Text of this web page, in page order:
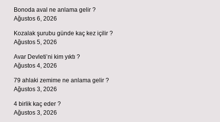
Bonoda aval ne anlama gelir ?
Ağustos 6, 2026
Kozalak şurubu günde kaç kez içilir ?
Ağustos 5, 2026
Avar Devleti’ni kim yıktı ?
Ağustos 4, 2026
79 ahlaki zemime ne anlama gelir ?
Ağustos 3, 2026
4 birlik kaç eder ?
Ağustos 3, 2026